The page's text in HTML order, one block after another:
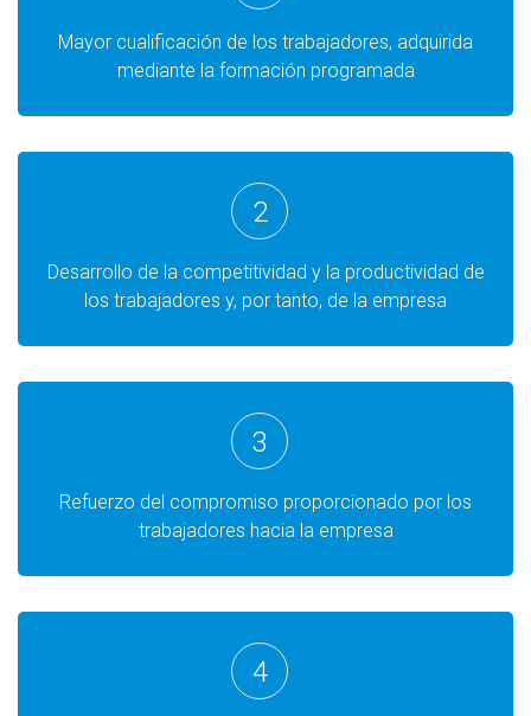
Mayor cualificación de los trabajadores, adquirida
mediante la formación programada
2
Desarrollo de la competitividad y la productividad de
los trabajadores y, por tanto, de la empresa
3
Refuerzo del compromiso proporcionado por los
trabajadores hacia la empresa
4